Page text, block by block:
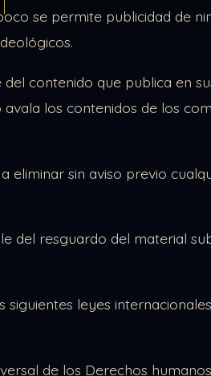
se permite publicidad de
contenido que publica en
avala los contenidos de los
eliminar sin aviso previo
del resguardo del material
leyes
de los Derechos